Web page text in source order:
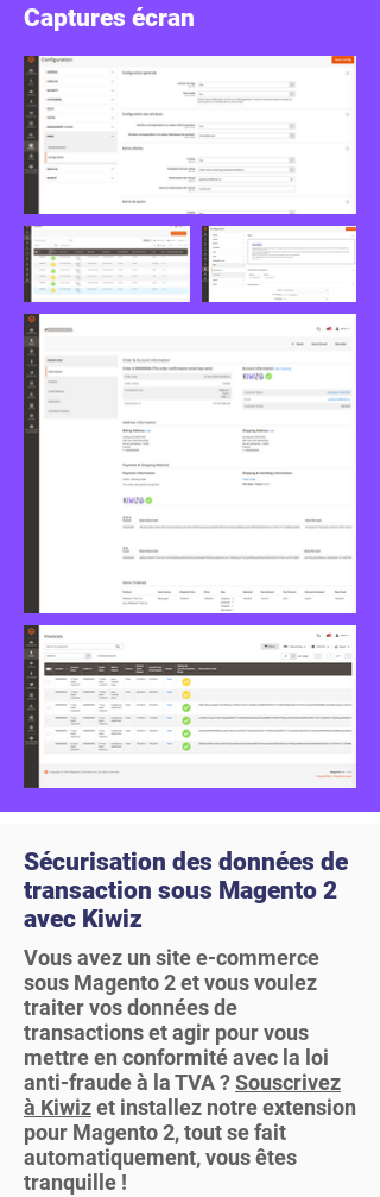
Captures écran
Sécurisation des données de
transaction sous Magento 2
avec Kiwiz
Vous avez un site e-commerce
sous Magento 2 et vous voulez
traiter vos données de
transactions et agir pour vous
mettre en conformité avec la loi
anti-fraude à la TVA ?Souscrivez
à Kiwizet installez notre extension
pour Magento 2, tout se fait
automatiquement, vous êtes
tranquille !